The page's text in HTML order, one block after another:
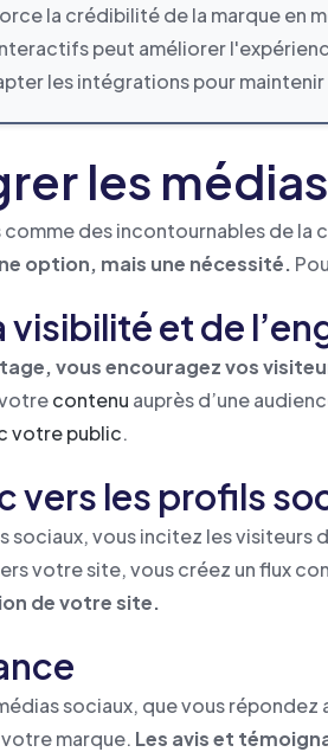
la crédibilité de la marque en
peut améliorer
les intégrations pour
les
des incontournables de
option, mais une nécessité.
et de
vous encouragez vos
contenu auprès d’une
votre public.
vers les profils
sociaux, vous incitez les
votre site, vous créez un flux
de votre site.
sociaux, que vous
marque. Les avis et